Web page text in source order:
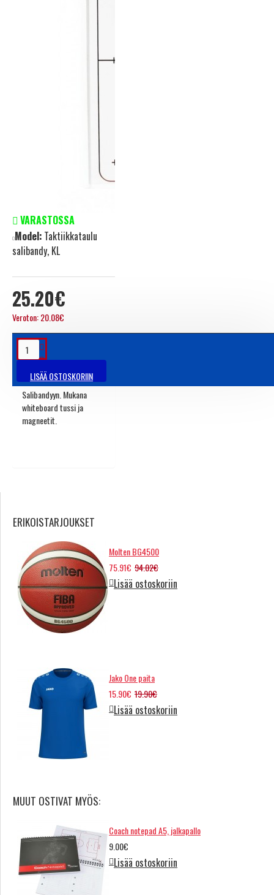
25.20€
Veroton: 20.08€
VARASTOSSA
Model: Taktiikkataulu
salibandy, KL
LISÄÄ OSTOSKORIIN
TUOTETIEDOT
Taktiikkataulu
Salibandyyn. Mukana
whiteboard tussi ja
magneetit.
ERIKOISTARJOUKSET
Molten BG4500
75.91€ 94.02€
Lisää ostoskoriin
Jako One paita
15.90€ 19.90€
Lisää ostoskoriin
MUUT OSTIVAT MYÖS:
Coach notepad A5, jalkapallo
9.00€
Lisää ostoskoriin